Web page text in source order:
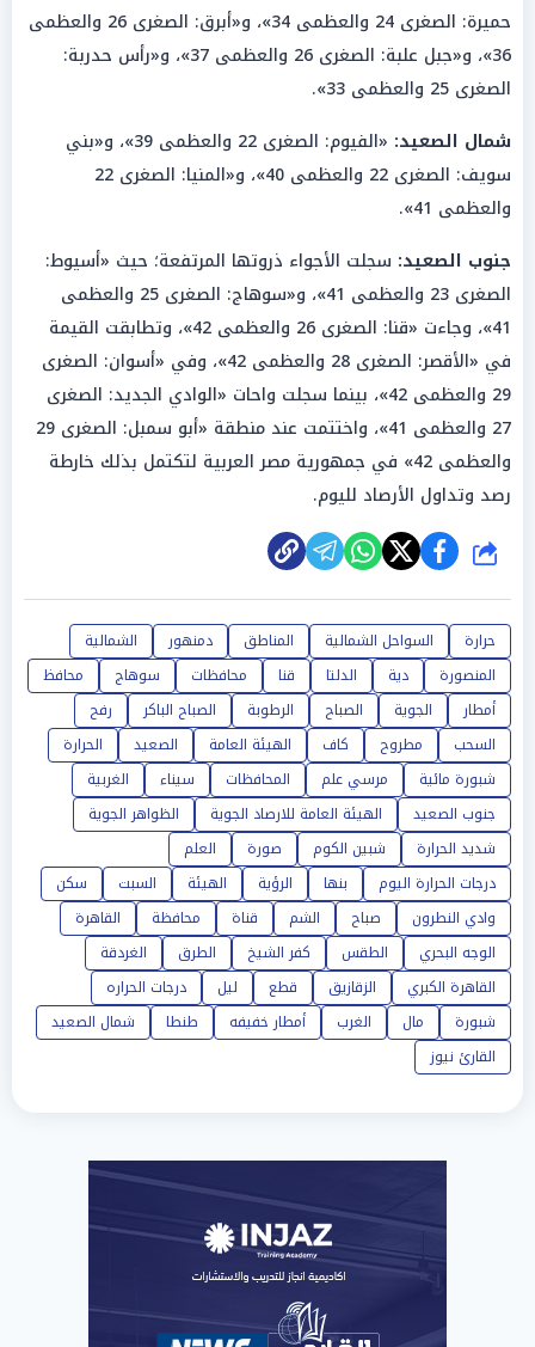
حميرة: الصغرى 24 والعظمى 34»، و«أبرق: الصغرى 26 والعظمى
36»، و«جبل علبة: الصغرى 26 والعظمى 37»، و«رأس حدربة:
الصغرى 25 والعظمى 33».
شمال الصعيد:
«الفيوم: الصغرى 22 والعظمى 39»، و«بني
سويف: الصغرى 22 والعظمى 40»، و«المنيا: الصغرى 22
والعظمى 41».
جنوب الصعيد: سجلت الأجواء ذروتها المرتفعة؛ حيث «أسيوط:
الصغرى 23 والعظمى 41»، و«سوهاج: الصغرى 25 والعظمى
41»، وجاءت «قنا: الصغرى 26 والعظمى 42»، وتطابقت القيمة
في «الأقصر: الصغرى 28 والعظمى 42»، وفي «أسوان: الصغرى
29 والعظمى 42»، بينما سجلت واحات «الوادي الجديد: الصغرى
27 والعظمى 41»، واختتمت عند منطقة «أبو سمبل: الصغرى 29
والعظمى 42» في جمهورية مصر العربية لتكتمل بذلك خارطة
رصد وتداول الأرصاد لليوم.
شارك
حرارة السواحل الشمالية المناطق دمنهور
الشمالية
المنصورة
دية الدلتا قنا محافظات سوهاج
محافظ
أمطار
الجوية الصباح الرطوبة الصباح الباكر
رفح
السحب
مطروح كاف الهيئة العامة الصعيد
الحرارة
شبورة مائية
مرسي علم المحافظات سيناء
الغربية
جنوب الصعيد
الهيئة العامة للارصاد الجوية
الظواهر الجوية
شديد الحرارة
شبين الكوم صورة
العلم
درجات الحرارة اليوم
بنها الرؤية الهيئة السبت
سكن
وادي النطرون
صباح الشم قناة محافظة
القاهرة
الوجه البحري
الطقس كفر الشيخ الطرق
الغردقة
القاهرة الكبري
الزقازيق قطع ليل
درجات الحراره
شبورة
مال الغرب أمطار خفيفه طنطا
شمال الصعيد
القارئ نيوز